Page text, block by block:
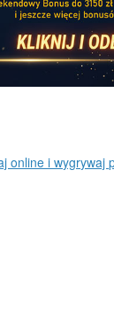
online i wygrywaj